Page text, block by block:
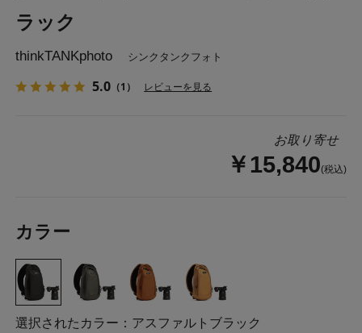
ラック
thinkTANKphoto シンクタンクフォト
5.0 （1） レビューを見る
お取り寄せ
￥15,840(税込)
カラー
選択されたカラー：アスファルトブラック